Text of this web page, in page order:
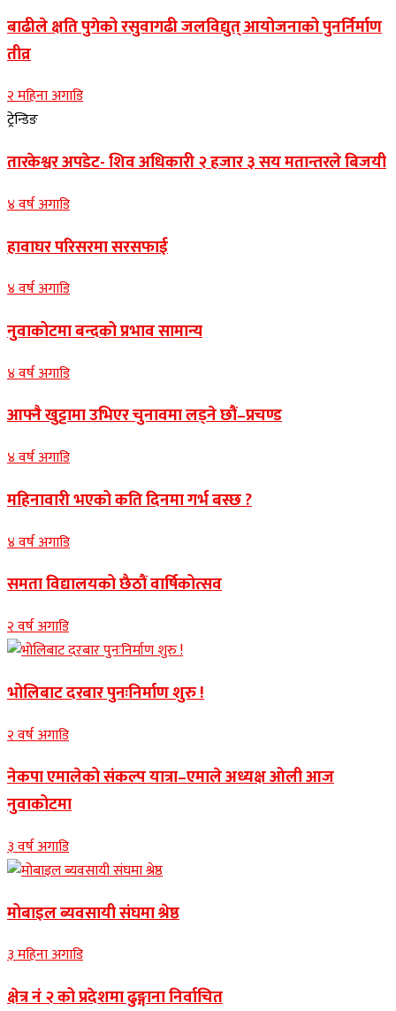
बाढीले क्षति पुगेको रसुवागढी जलविद्युत् आयोजनाको पुनर्निर्माण
तीव्र
२ महिना अगाडि
ट्रेन्डिङ
तारकेश्वर अपडेट- शिव अधिकारी २ हजार ३ सय मतान्तरले बिजयी
४ वर्ष अगाडि
हावाघर परिसरमा सरसफाई
४ वर्ष अगाडि
नुवाकोटमा बन्दको प्रभाव सामान्य
४ वर्ष अगाडि
आफ्नै खुट्टामा उभिएर चुनावमा लड्ने छौं–प्रचण्ड
४ वर्ष अगाडि
महिनावारी भएको कति दिनमा गर्भ बस्छ ?
४ वर्ष अगाडि
समता विद्यालयको छैठौं वार्षिकोत्सव
२ वर्ष अगाडि
भोलिबाट दरबार पुनःनिर्माण शुरु !
२ वर्ष अगाडि
नेकपा एमालेको संकल्प यात्रा–एमाले अध्यक्ष ओली आज
नुवाकोटमा
३ वर्ष अगाडि
मोबाइल ब्यवसायी संघमा श्रेष्ठ
३ महिना अगाडि
क्षेत्र नं २ को प्रदेशमा ढुङ्गाना निर्वाचित